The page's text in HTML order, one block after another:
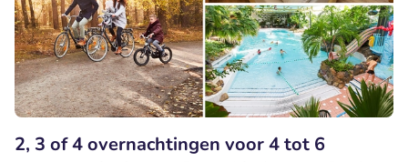
2, 3 of 4 overnachtingen voor 4 tot 6